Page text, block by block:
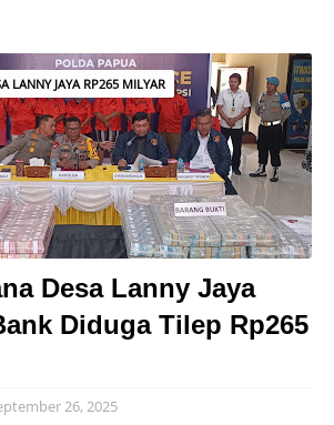
LANNY JAYA RP265 MILYAR
Desa Lanny Jaya
Diduga Tilep Rp265
26, 2025